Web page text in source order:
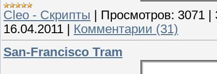
Сleo - Скрипты Просмотров: 3071
16.04.2011
Комментарии (31)
San-Francisco Tram